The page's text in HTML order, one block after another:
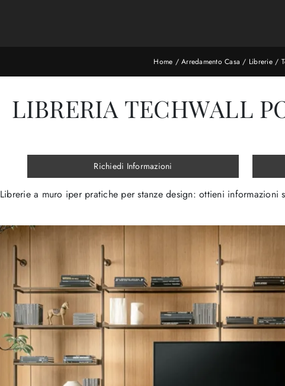
Home / Arredamento Casa / Librerie /
LIBRERIA TECHWALL
Richiedi Informazioni
Librerie a muro iper pratiche per stanze design: ottieni informazioni